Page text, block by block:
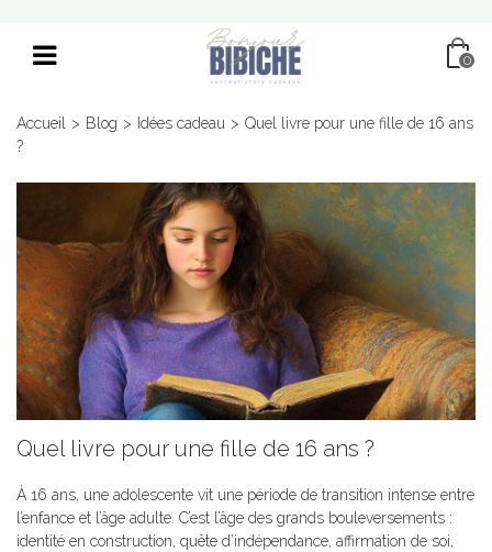
0
Accueil > Blog > Idées cadeau > Quel livre pour une fille de 16 ans
?
Quel livre pour une fille de 16 ans ?
À 16 ans, une adolescente vit une période de transition intense entre
l’enfance et l’âge adulte. C’est l’âge des grands bouleversements :
identité en construction, quête d’indépendance, affirmation de soi,